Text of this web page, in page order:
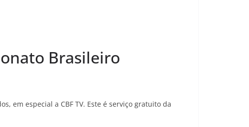
Brasileiro
em especial a CBF TV. Este é serviço gratuito da